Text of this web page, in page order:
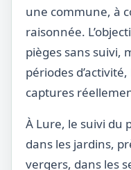
une commune, à
raisonnée.
pièges sans suivi,
périodes
captures
À Lure, le suivi du
dans les jardins,
vergers, dans les